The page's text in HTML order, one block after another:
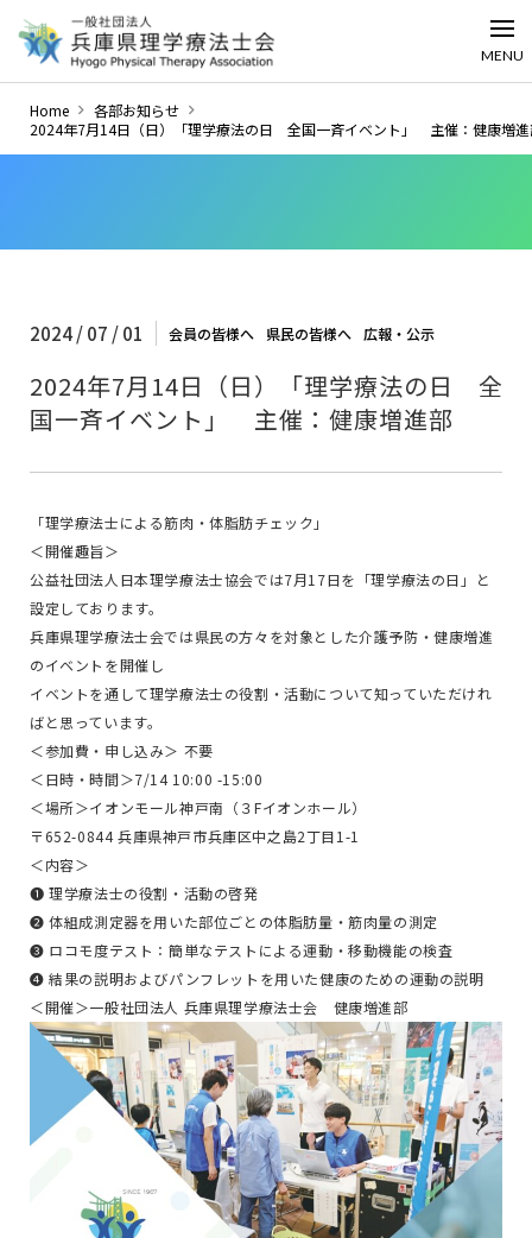
MENU
Home
各部お知らせ
2024年7月14日（日）「理学療法の日 全国一斉イベント」 主催：健康増
2024 / 07 / 01 会員の皆様へ 県民の皆様へ 広報・公示
2024年7月14日（日）「理学療法の日 全
国一斉イベント」 主催：健康増進部
「理学療法士による筋肉・体脂肪チェック」
＜開催趣旨＞
公益社団法人日本理学療法士協会では7月17日を「理学療法の日」と
設定しております。
兵庫県理学療法士会では県民の方々を対象とした介護予防・健康増進
のイベントを開催し
イベントを通して理学療法士の役割・活動について知っていただけれ
ばと思っています。
＜参加費・申し込み＞ 不要
＜日時・時間＞7/14 10:00 -15:00
＜場所＞イオンモール神戸南（３Fイオンホール）
〒652-0844 兵庫県神戸市兵庫区中之島2丁目1-1
＜内容＞
❶ 理学療法士の役割・活動の啓発
❷ 体組成測定器を用いた部位ごとの体脂肪量・筋肉量の測定
❸ ロコモ度テスト：簡単なテストによる運動・移動機能の検査
❹ 結果の説明およびパンフレットを用いた健康のための運動の説明
＜開催＞一般社団法人 兵庫県理学療法士会 健康増進部